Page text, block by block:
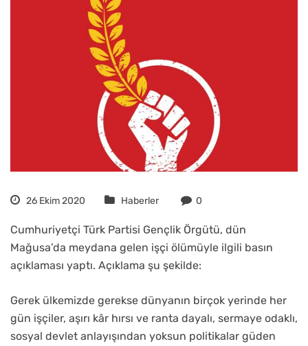
26 Ekim 2020 Haberler 0
Cumhuriyetçi Türk Partisi Gençlik Örgütü, dün
Mağusa’da meydana gelen işçi ölümüyle ilgili basın
açıklaması yaptı. Açıklama şu şekilde:
Gerek ülkemizde gerekse dünyanın birçok yerinde her
gün işçiler, aşırı kâr hırsı ve ranta dayalı, sermaye odaklı,
sosyal devlet anlayışından yoksun politikalar güden